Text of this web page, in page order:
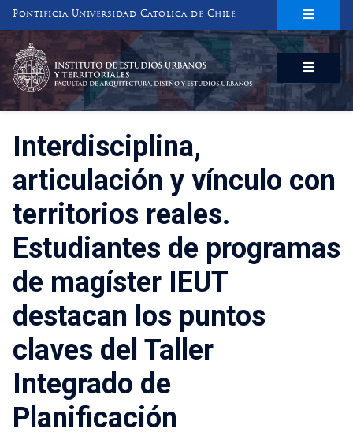
Pontificia Universidad Católica de Chile
INSTITUTO DE ESTUDIOS URBANOS
Y TERRITORIALES
FACULTAD DE ARQUITECTURA, DISEÑO Y ESTUDIOS URBANOS
Interdisciplina,
articulación y vínculo con
territorios reales.
Estudiantes de programas
de magíster IEUT
destacan los puntos
claves del Taller
Integrado de
Planificación